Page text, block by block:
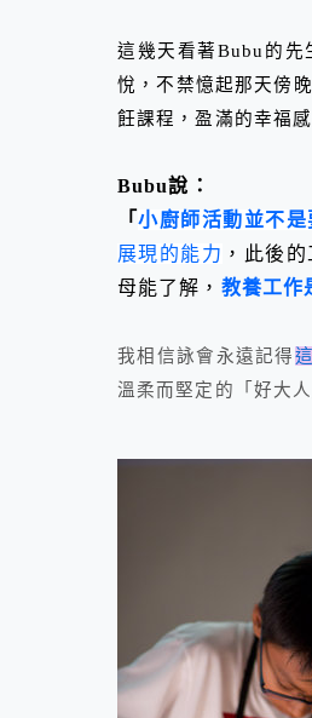
這幾天看著Bubu 的先
悅，不禁憶起那天傍
飪課程，盈滿的幸福
Bubu說：
「小廚師活動並不
展現的能力 ，此後
母能了解， 教養工作
我相信詠會永遠記得
溫柔而堅定的「好大人